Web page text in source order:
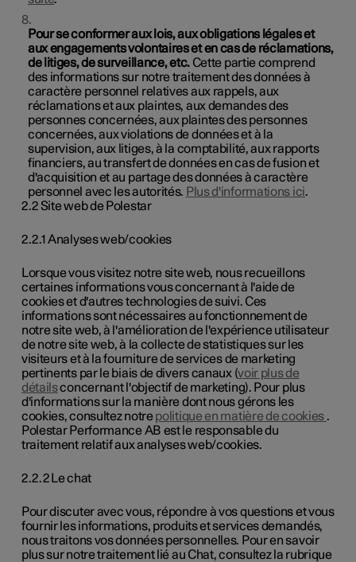
Pour se conformer aux lois, aux obligations légales et
aux engagements volontaires et en cas de réclamations,
de litiges, de surveillance, etc. Cette partie comprend
des informations sur notre traitement des données à
caractère personnel relatives aux rappels, aux
réclamations et aux plaintes, aux demandes des
personnes concernées, aux plaintes des personnes
concernées, aux violations de données et à la
supervision, aux litiges, à la comptabilité, aux rapports
financiers, au transfert de données en cas de fusion et
d'acquisition et au partage des données à caractère
personnel avec les autorités. Plus d'informations ici.
2.2 Site web de Polestar
2.2.1 Analyses web/cookies
Lorsque vous visitez notre site web, nous recueillons
certaines informations vous concernant à l'aide de
cookies et d'autres technologies de suivi. Ces
informations sont nécessaires au fonctionnement de
notre site web, à l'amélioration de l'expérience utilisateur
de notre site web, à la collecte de statistiques sur les
visiteurs et à la fourniture de services de marketing
pertinents par le biais de divers canaux (voir plus de
détailsconcernant l'objectif de marketing). Pour plus
d'informations sur la manière dont nous gérons les
cookies, consultez notrepolitique en matière de cookies .
Polestar Performance AB est le responsable du
traitement relatif aux analyses web/cookies.
2.2.2 Le chat
Pour discuter avec vous, répondre à vos questions et vous
fournir les informations, produits et services demandés,
nous traitons vos données personnelles. Pour en savoir
plus sur notre traitement lié au Chat, consultez la rubrique